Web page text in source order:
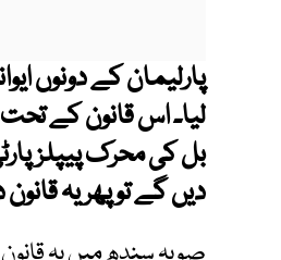
پارلیمان کے دونوں
بل کی محرک
دیں گے تو پھر یہ